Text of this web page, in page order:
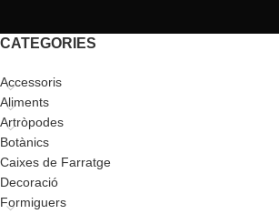
CATEGORIES
Accessoris
Aliments
Artròpodes
Botànics
Caixes de Farratge
Decoració
Formiguers